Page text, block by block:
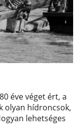
éve véget ért, a
olyan hídroncsok,
lehetséges